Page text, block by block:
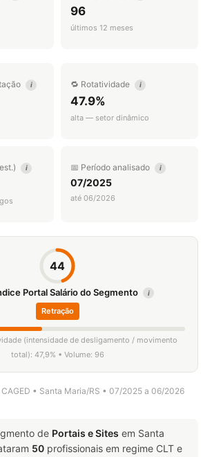
96
últimos 12 meses
i 🔁 Rotatividade i
47.9%
alta — setor dinâmico
i 📅 Período analisado i
07/2025
até 06/2026
44
Portal Salário do Segmento i
Retração
(intensidade de desligamento / movimento
total): 47,9% • Volume: 96
• Santa Maria/RS • 07/2025 a 06/2026
de Portais e Sites em Santa
50 profissionais em regime CLT e